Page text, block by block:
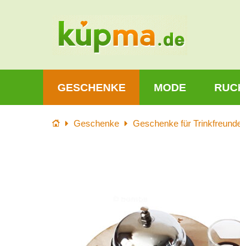
GESCHENKE MODE
StartseiteGeschenke Geschenke für